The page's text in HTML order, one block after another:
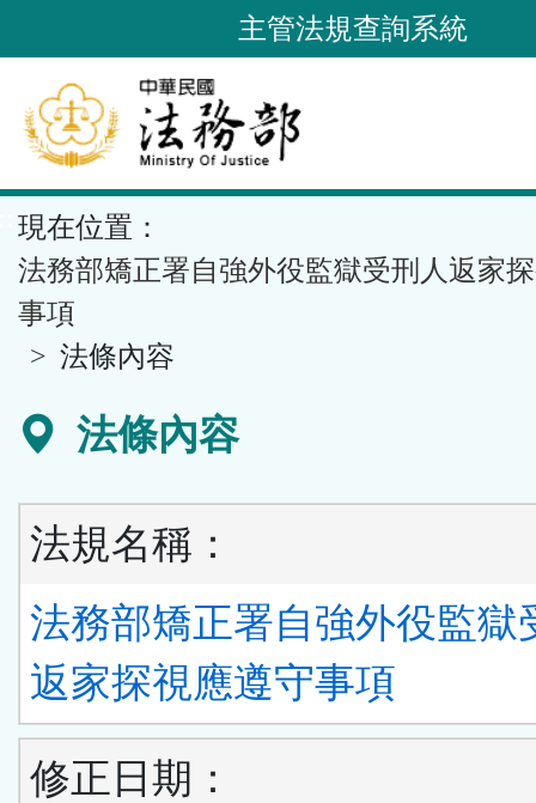
到
要
內
容
區
塊
主管法規查詢系統
現在位置：
法務部矯正署自強外役監獄受刑人返家
事項
法條內容
法條內容
法規名稱：
法務部矯正署自強外役監獄
返家探視應遵守事項
修正日期：